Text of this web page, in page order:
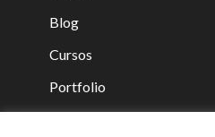
Blog
Cursos
Portfolio